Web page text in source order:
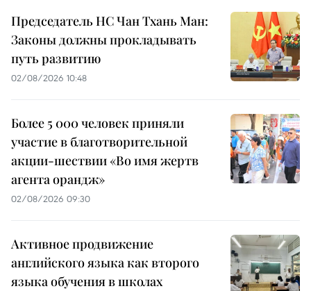
Председатель НС Чан Тхань Ман:
Законы должны прокладывать
путь развитию
02/08/2026 10:48
Более 5 000 человек приняли
участие в благотворительной
акции-шествии «Во имя жертв
агента орандж»
02/08/2026 09:30
Активное продвижение
английского языка как второго
языка обучения в школах